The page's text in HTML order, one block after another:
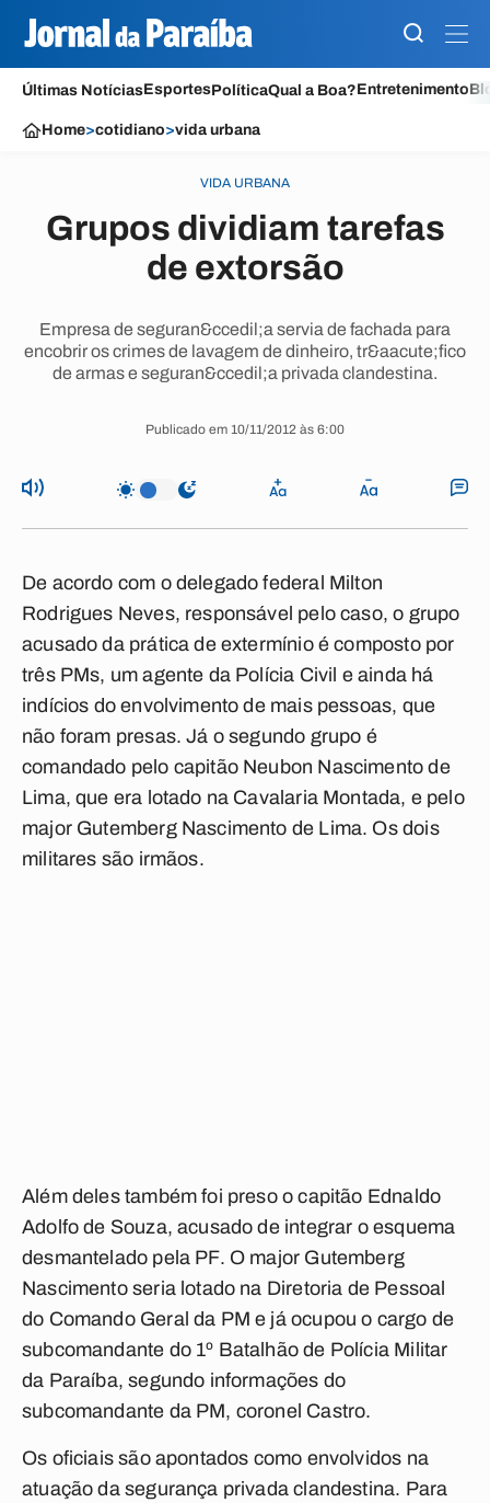
Últimas NotíciasEsportesPolíticaQual a Boa?Entretenimento
Home>cotidiano>vida urbana
VIDA URBANA
Grupos dividiam tarefas
de extorsão
Empresa de seguran&ccedil;a servia de fachada para
encobrir os crimes de lavagem de dinheiro, tr&aacute;fico
de armas e seguran&ccedil;a privada clandestina.
Publicado em 10/11/2012 às 6:00
De acordo com o delegado federal Milton
Rodrigues Neves, responsável pelo caso, o grupo
acusado da prática de extermínio é composto por
três PMs, um agente da Polícia Civil e ainda há
indícios do envolvimento de mais pessoas, que
não foram presas. Já o segundo grupo é
comandado pelo capitão Neubon Nascimento de
Lima, que era lotado na Cavalaria Montada, e pelo
major Gutemberg Nascimento de Lima. Os dois
militares são irmãos.
Além deles também foi preso o capitão Ednaldo
Adolfo de Souza, acusado de integrar o esquema
desmantelado pela PF. O major Gutemberg
Nascimento seria lotado na Diretoria de Pessoal
do Comando Geral da PM e já ocupou o cargo de
subcomandante do 1º Batalhão de Polícia Militar
da Paraíba, segundo informações do
subcomandante da PM, coronel Castro.
Os oficiais são apontados como envolvidos na
atuação da segurança privada clandestina. Para